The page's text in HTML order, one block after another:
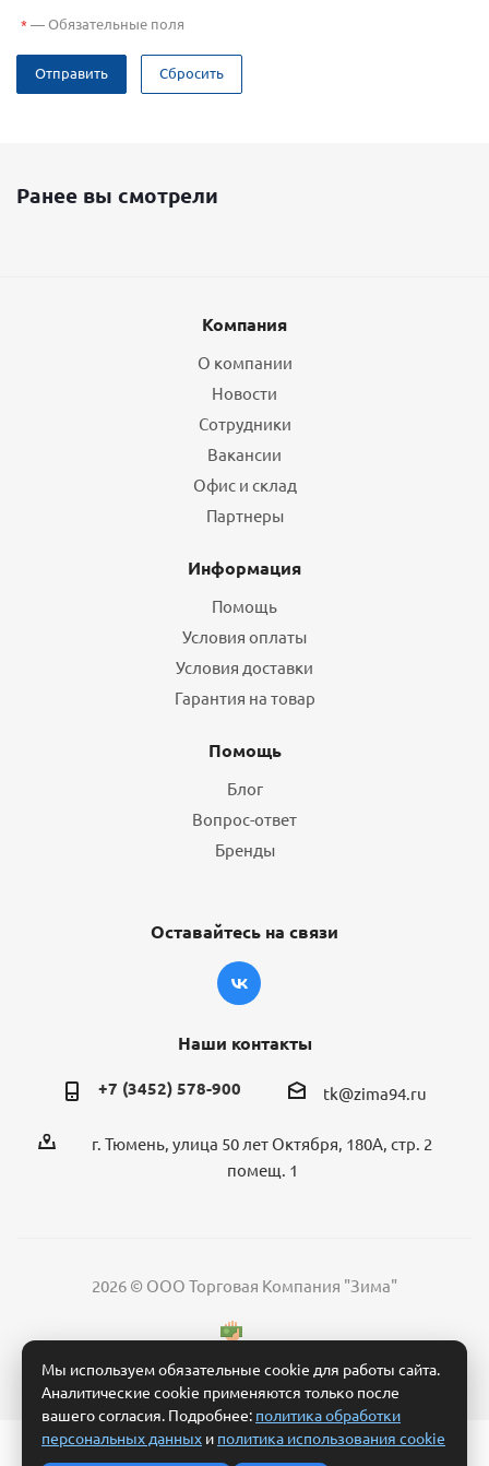
*—Обязательные поля
Отправить Сбросить
Ранее вы смотрели
Компания
О компании
Новости
Сотрудники
Вакансии
Офис и склад
Партнеры
Информация
Помощь
Условия оплаты
Условия доставки
Гарантия на товар
Помощь
Блог
Вопрос-ответ
Бренды
Оставайтесь на связи
Наши контакты
+7 (3452) 578-900 tk@zima94.ru
г. Тюмень, улица 50 лет Октября, 180А, стр. 2
помещ. 1
2026 © ООО Торговая Компания "Зима"
Политика обработки персональных данных
Мы используем обязательные cookie для работы сайта.
Аналитические cookie применяются только после
вашего согласия. Подробнее: политика обработки
персональных данных и политика использования cookie